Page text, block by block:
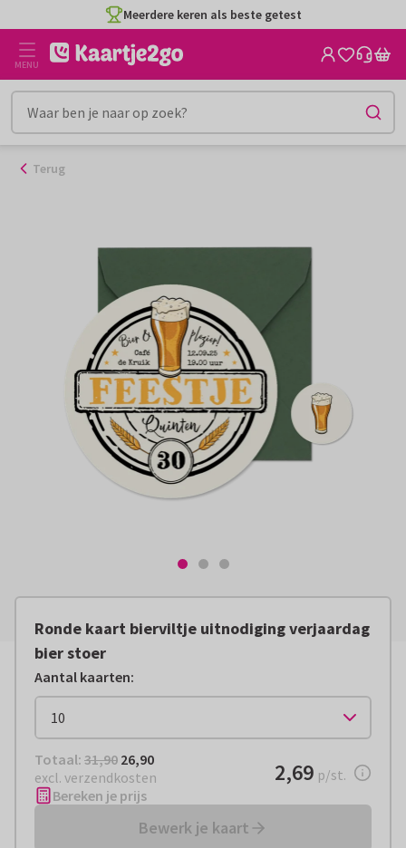
naar
inhoud
Meerdere keren als beste getest
MENU
Terug
Ronde kaart bierviltje uitnodiging verjaardag
bier stoer
Aantal kaarten:
Totaal: € 26,90
Totaal: 31,90 26,90
excl. verzendkosten
€ 2,69per stuk
2,69 p/st.
Bereken je prijs
Bewerk je kaart